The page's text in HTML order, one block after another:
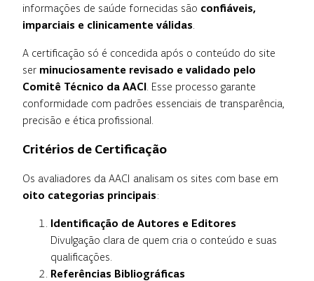
informações de saúde fornecidas são confiáveis,
imparciais e clinicamente válidas
A certificação só é concedida após o conteúdo do site
ser minuciosamente revisado e validado pelo
Comitê Técnico da AACI . Esse processo garante
conformidade com padrões essenciais de transparência,
precisão e ética profissional.
Critérios de Certificação
Os avaliadores da AACI analisam os sites com base em
oito categorias principais:
Identificação de Autores e Editores
Divulgação clara de quem cria o conteúdo e suas
qualificações.
Referências Bibliográficas